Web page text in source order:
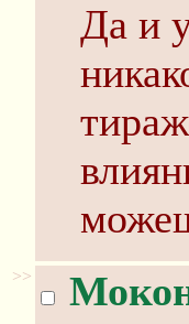
Да и
>>